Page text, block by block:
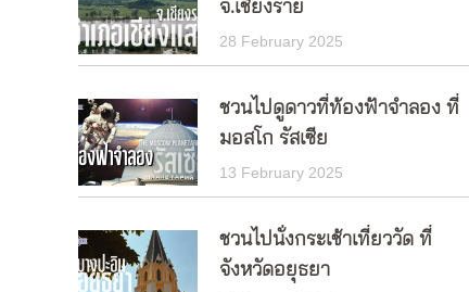
จ.เชียงราย
28 February 2025
ชวนไปดูดาวที่ท้องฟ้าจำลอง ที่
มอสโก รัสเซีย
13 February 2025
ชวนไปนั่งกระเช้าเที่ยววัด ที่
จังหวัดอยุธยา